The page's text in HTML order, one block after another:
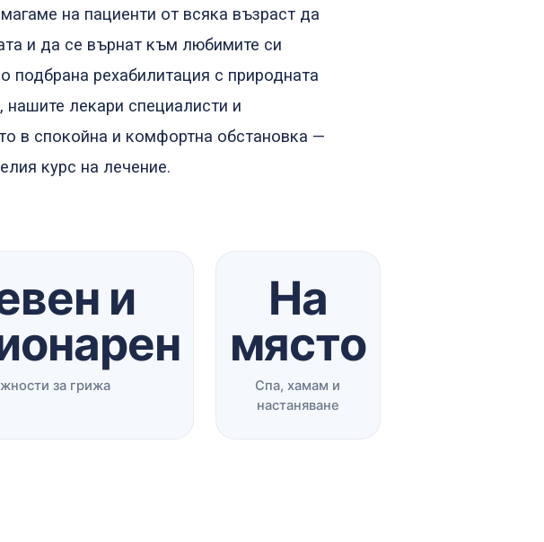
на пациенти от всяка възраст да
и да се върнат към любимите си
подбрана рехабилитация с природната
нашите лекари специалисти и
в спокойна и комфортна обстановка —
курс на лечение.
и
за грижа
На
място
Спа, хамам и
настаняване